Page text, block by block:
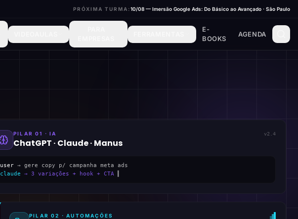
PRÓXIMA TURMA:10/08 — Imersão Google Ads: Do Básico ao Avançado · São Paulo
E-
BOOKS
AGENDA
PILAR 01 · IA
ChatGPT · Claude · Manus
v2.4
user → gere copy p/ campanha meta ads
claude → 3 variações + hook + CTA
PILAR 02 · AUTOMAÇÕES